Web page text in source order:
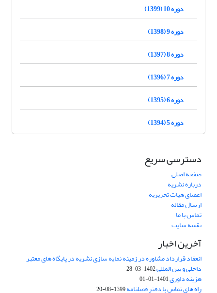
دوره 10 (1399)
دوره 9 (1398)
دوره 8 (1397)
دوره 7 (1396)
دوره 6 (1395)
دوره 5 (1394)
دسترسی سریع
صفحه اصلی
درباره نشریه
اعضای هیات تحریریه
ارسال مقاله
تماس با ما
نقشه سایت
آخرین اخبار
انعقاد قرارداد مشاوره در زمینه نمایه سازی نشریه در پایگاه های معتبر
داخلی و بین المللی1402-03-28
هزینه داوری1401-01-01
راه های تماس با دفتر فصلنامه1399-08-20